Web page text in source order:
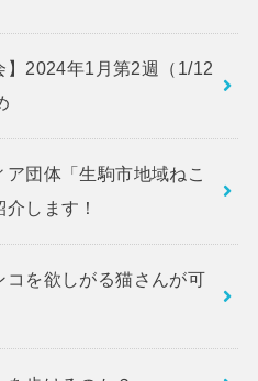
】2024年1月第2週（1/12
団体「生駒市地域ねこ
します！
コを欲しがる猫さんが可